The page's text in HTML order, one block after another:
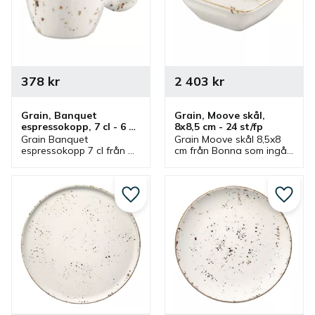
Grain, Banquet
espressokopp, 7 cl - 6
st/fp
Grain Banquet
espressokopp 7 cl från
finns. Espressokopp som
har passande
espressofat.
378kr
Grain, Moove skål,
8x8,5 cm - 24 st/fp
Grain Moove skål 8,5x8
cm från Bonna som ingår
som såsskål och som en
mindre serveringsskål.
2 403 kr
Lägg till i favoriter Lägg